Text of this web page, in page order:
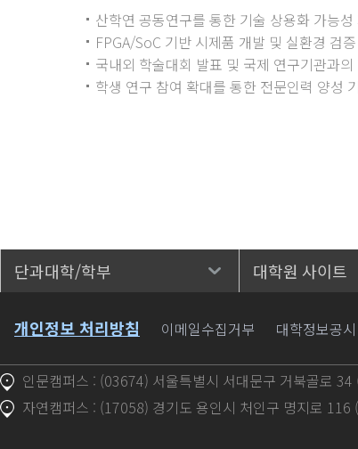
산학연 공동연구를 통한 기술 상용화 가능성
FPGA/SoC 기반 시제품 개발 및 실환경 검증
국내외 학술대회 발표 및 국제 연구기관과의
학생 연구 참여 확대를 통한 전문인력 양성
단과대학/학부 대학원 사이트
개인정보 처리방침 이메일수집거부 대학정보공시
인문캠퍼스 : (03674) 서울특별시 서대문구 거북골로
자연캠퍼스 : (17058) 경기도 용인시 처인구 명지로